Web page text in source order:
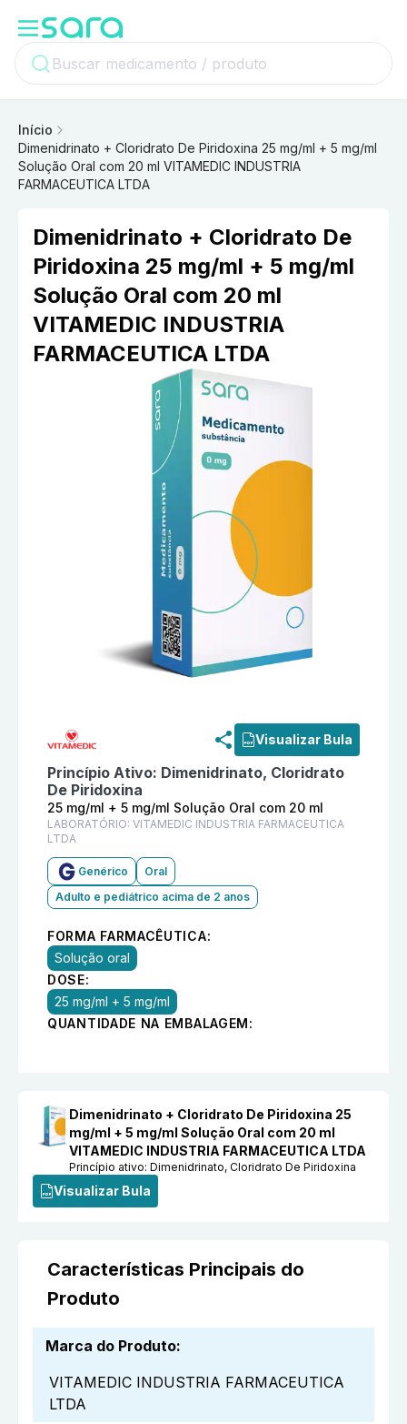
Início
Dimenidrinato + Cloridrato De Piridoxina 25 mg/ml + 5 mg/ml
Solução Oral com 20 ml VITAMEDIC INDUSTRIA
FARMACEUTICA LTDA
Dimenidrinato + Cloridrato De
Piridoxina 25 mg/ml + 5 mg/ml
Solução Oral com 20 ml
VITAMEDIC INDUSTRIA
FARMACEUTICA LTDA
Visualizar Bula
Princípio Ativo: Dimenidrinato, Cloridrato
De Piridoxina
25 mg/ml + 5 mg/ml Solução Oral com 20 ml
LABORATÓRIO: VITAMEDIC INDUSTRIA FARMACEUTICA
LTDA
Genérico
Oral
Adulto e pediátrico acima de 2 anos
FORMA FARMACÊUTICA:
Solução oral
DOSE:
25 mg/ml + 5 mg/ml
QUANTIDADE NA EMBALAGEM:
Dimenidrinato + Cloridrato De Piridoxina 25
mg/ml + 5 mg/ml Solução Oral com 20 ml
VITAMEDIC INDUSTRIA FARMACEUTICA LTDA
Princípio ativo:Dimenidrinato, Cloridrato De Piridoxina
Visualizar Bula
Características Principais do
Produto
Marca do Produto:
VITAMEDIC INDUSTRIA FARMACEUTICA
LTDA